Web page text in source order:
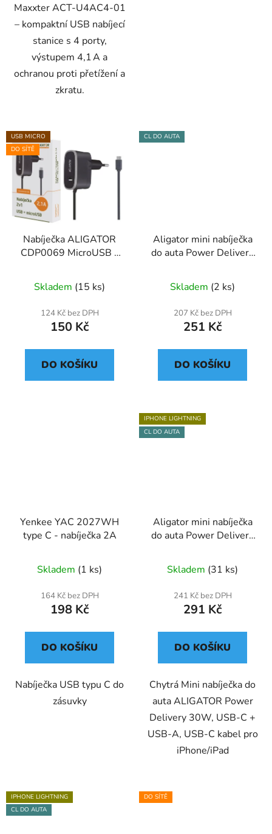
Maxxter ACT-U4AC4-01
– kompaktní USB nabíjecí
stanice s 4 porty,
výstupem 4,1 A a
ochranou proti přetížení a
zkratu.
USB MICRO
DO SÍTĚ
Nabíječka ALIGATOR
CDP0069 MicroUSB s
černá
Skladem (15 ks)
124 Kč bez DPH
150 Kč
DO KOŠÍKU
CL DO AUTA
Aligator mini nabíječka
do auta Power Delivery
CHPD0006
Skladem (2 ks)
207 Kč bez DPH
251 Kč
DO KOŠÍKU
Yenkee YAC 2027WH
type C - nabíječka 2A
Skladem (1 ks)
164 Kč bez DPH
198 Kč
DO KOŠÍKU
Nabíječka USB typu C do
zásuvky
IPHONE LIGHTNING
CL DO AUTA
Aligator mini nabíječka
do auta Power Delivery
A,USB-C kabel pro
iPhone/iPad CHPD0008
Skladem (31 ks)
241 Kč bez DPH
291 Kč
DO KOŠÍKU
Chytrá Mini nabíječka do
auta ALIGATOR Power
Delivery 30W, USB-C +
USB-A, USB-C kabel pro
iPhone/iPad
IPHONE LIGHTNING
CL DO AUTA
DO SÍTĚ